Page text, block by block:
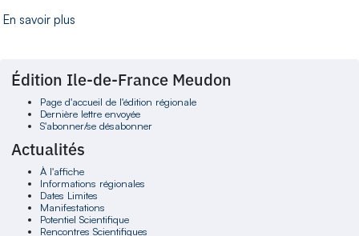
En savoir plus
Édition Ile-de-France Meudon
Page d'accueil de l'édition régionale
Dernière lettre envoyée
S'abonner/se désabonner
Actualités
À l'affiche
Informations régionales
Dates Limites
Manifestations
Potentiel Scientifique
Rencontres Scientifiques